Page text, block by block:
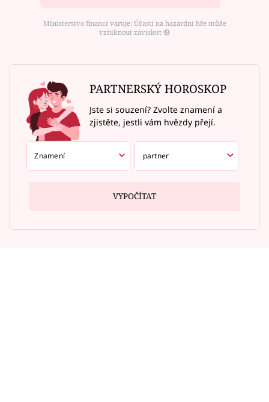
Ministerstvo financí varuje: Účastí na hazardní hře může
vzniknout závislost ⑱
PARTNERSKÝ HOROSKOP
Jste si souzení? Zvolte znamení a
zjistěte, jestli vám hvězdy přejí.
VYPOČÍTAT